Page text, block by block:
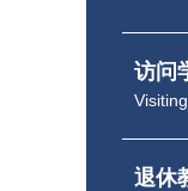
访问
退休